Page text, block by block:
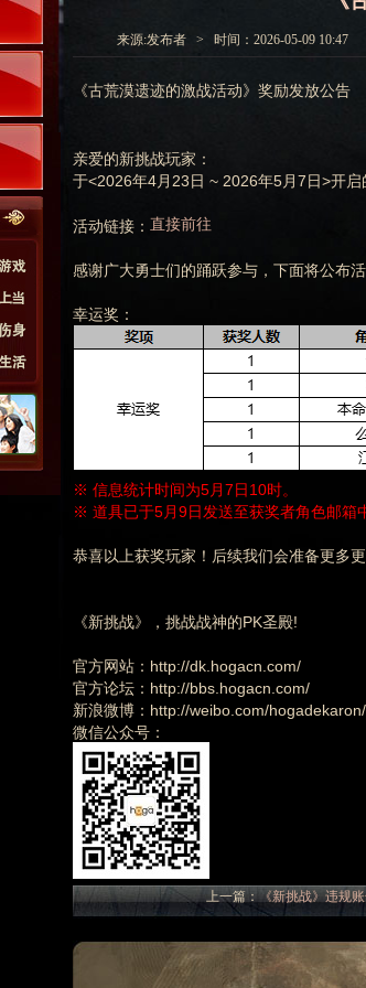
来源:发布者 > 时间：2026-05-09 10:47
《古荒漠遗迹的激战活动》奖励发放公告
亲爱的新挑战玩家：
于<2026年4月23日 ~ 2026年5月7日>开启
活动链接： 直接前往
感谢广大勇士们的踊跃参与，下面将公布活
幸运奖：
※ 信息统计时间为5月7日10时。
※ 道具已于5月9日发送至获奖者角色邮箱
恭喜以上获奖玩家！后续我们会准备更多
《新挑战》，挑战战神的PK圣殿!
官方网站：http://dk.hogacn.com/
官方论坛：http://bbs.hogacn.com/
新浪微博：http://weibo.com/hogadekaron/
微信公众号：
上一篇： 《新挑战》违规